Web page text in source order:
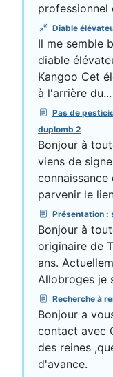
professionnel
Diable
Il me semble
diable
Kangoo Cet
à l'arrière du...
Pas de
duplomb 2
Bonjour à
viens de
parvenir le
Présentation :
Bonjour à
originaire de
ans.
Allobroges je
Recherche à
Bonjour a
contact avec
des reines
d'avance.